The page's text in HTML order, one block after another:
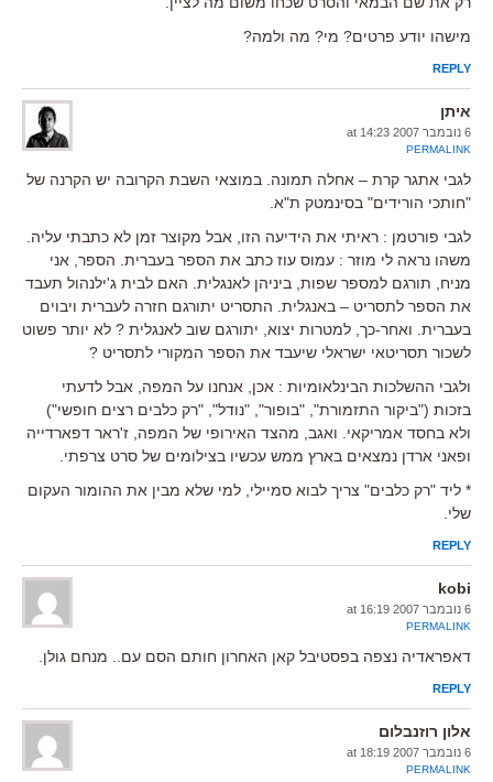
מישהו יודע פרטים? מי? מה ולמה?
REPLY
איתן
6 נובמבר 2007 at 14:23
PERMALINK
לגבי אתגר קרת – אחלה תמונה. במוצאי השבת הקרובה יש הקרנה של
"חותכי הורידים" בסינמטק ת"א.
לגבי פורטמן : ראיתי את הידיעה הזו, אבל מקוצר זמן לא כתבתי עליה.
משהו נראה לי מוזר : עמוס עוז כתב את הספר בעברית. הספר, אני
מניח, תורגם למספר שפות, ביניהן לאנגלית. האם לבית ג'ילנהול תעבד
את הספר לתסריט – באנגלית. התסריט יתורגם חזרה לעברית ויבוים
בעברית. ואחר-כך, למטרות יצוא, יתורגם שוב לאנגלית ? לא יותר פשוט
לשכור תסריטאי ישראלי שיעבד את הספר המקורי לתסריט ?
ולגבי ההשלכות הבינלאומיות : אכן, אנחנו על המפה, אבל לדעתי
בזכות ("ביקור התזמורת", "בופור", "נודל", "רק כלבים רצים חופשי")
ולא בחסד אמריקאי. ואגב, מהצד האירופי של המפה, ז'ראר דפארדייה
ופאני ארדן נמצאים בארץ ממש עכשיו בצילומים של סרט צרפתי.
* ליד "רק כלבים" צריך לבוא סמיילי, למי שלא מבין את ההומור העקום
שלי.
REPLY
kobi
6 נובמבר 2007 at 16:19
PERMALINK
דאפראדיה נצפה בפסטיבל קאן האחרון חותם הסם עם.. מנחם גולן.
REPLY
אלון רוזנבלום
6 נובמבר 2007 at 18:19
PERMALINK